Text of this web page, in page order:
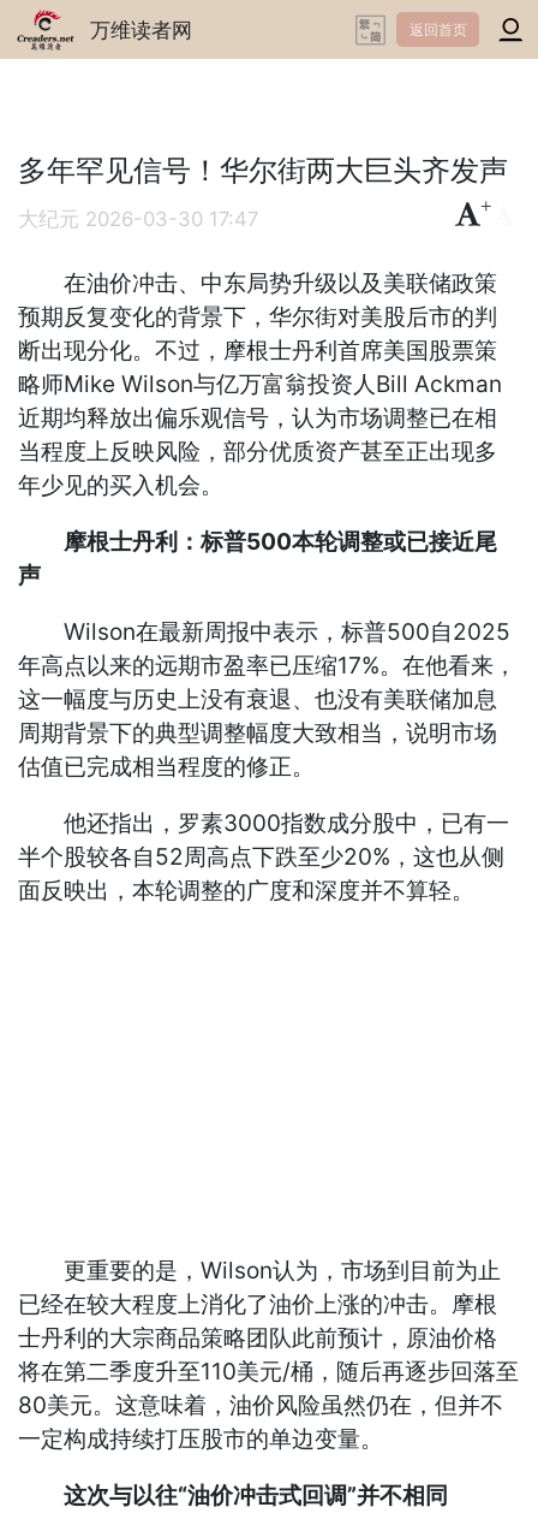
万维读者网 返回首页
多年罕见信号！华尔街两大巨头齐发声
大纪元 2026-03-30 17:47
+
在油价冲击、中东局势升级以及美联储政策
预期反复变化的背景下，华尔街对美股后市的判
断出现分化。不过，摩根士丹利首席美国股票策
略师Mike Wilson与亿万富翁投资人Bill Ackman
近期均释放出偏乐观信号，认为市场调整已在相
当程度上反映风险，部分优质资产甚至正出现多
年少见的买入机会。
摩根士丹利：标普500本轮调整或已接近尾
声
Wilson在最新周报中表示，标普500自2025
年高点以来的远期市盈率已压缩17%。在他看来，
这一幅度与历史上没有衰退、也没有美联储加息
周期背景下的典型调整幅度大致相当，说明市场
估值已完成相当程度的修正。
他还指出，罗素3000指数成分股中，已有一
半个股较各自52周高点下跌至少20%，这也从侧
面反映出，本轮调整的广度和深度并不算轻。
更重要的是，Wilson认为，市场到目前为止
已经在较大程度上消化了油价上涨的冲击。摩根
士丹利的大宗商品策略团队此前预计，原油价格
将在第二季度升至110美元/桶，随后再逐步回落至
80美元。这意味着，油价风险虽然仍在，但并不
一定构成持续打压股市的单边变量。
这次与以往“油价冲击式回调”并不相同